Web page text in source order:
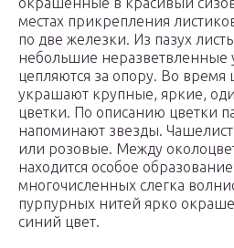
местах прикрепления
по две железки. Из пазух
небольшие неразветвленные
цепляются за опору. Во время
украшают крупные, яркие,
цветки. По описанию цветки
напоминают звезды.
или розовые. Между
находится особое
многочисленных слегка
пурпурных нитей ярко
синий цвет.